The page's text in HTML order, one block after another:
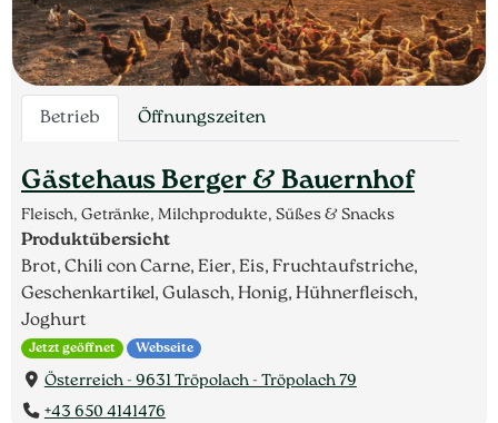
Betrieb Öffnungszeiten
Gästehaus Berger & Bauernhof
Fleisch, Getränke, Milchprodukte, Süßes & Snacks
Produktübersicht
Brot, Chili con Carne, Eier, Eis, Fruchtaufstriche,
Geschenkartikel, Gulasch, Honig, Hühnerfleisch,
Joghurt
Jetzt geöffnet Webseite
Österreich - 9631 Tröpolach - Tröpolach 79
+43 650 4141476